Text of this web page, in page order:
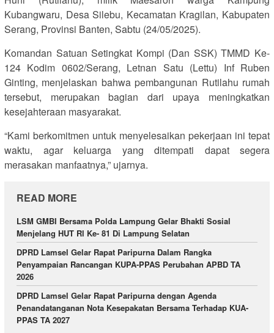
Kubangwaru, Desa Silebu, Kecamatan Kragilan, Kabupaten
Serang, Provinsi Banten, Sabtu (24/05/2025).
Komandan Satuan Setingkat Kompi (Dan SSK) TMMD Ke-
124 Kodim 0602/Serang, Letnan Satu (Lettu) Inf Ruben
Ginting, menjelaskan bahwa pembangunan Rutilahu rumah
tersebut, merupakan bagian dari upaya meningkatkan
kesejahteraan masyarakat.
“Kami berkomitmen untuk menyelesaikan pekerjaan ini tepat
waktu, agar keluarga yang ditempati dapat segera
merasakan manfaatnya,” ujarnya.
READ MORE
LSM GMBI Bersama Polda Lampung Gelar Bhakti Sosial
Menjelang HUT Rl Ke- 81 Di Lampung Selatan
DPRD Lamsel Gelar Rapat Paripurna Dalam Rangka
Penyampaian Rancangan KUPA-PPAS Perubahan APBD TA
2026
DPRD Lamsel Gelar Rapat Paripurna dengan Agenda
Penandatanganan Nota Kesepakatan Bersama Terhadap KUA-
PPAS TA 2027